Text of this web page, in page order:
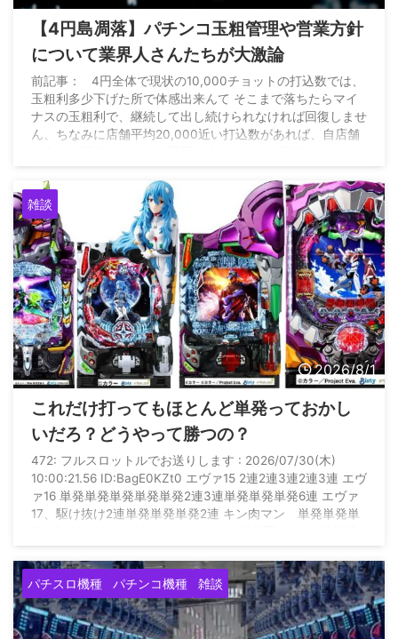
【4円島凋落】パチンコ玉粗管理や営業方針
について業界人さんたちが大激論
前記事： 4円全体で現状の10,000チョットの打込数では、
玉粗利多少下げた所で体感出来んて そこまで落ちたらマイ
ナスの玉粗利で、継続して出し続けられなければ回復しませ
ん、ちなみに店舗平均20,000近い打込数があれば、自店舗
の上のパチンコ店 (@P_market56) August 2, 2026
雑談
2026/8/1
これだけ打ってもほとんど単発っておかし
いだろ？どうやって勝つの？
472: フルスロットルでお送りします : 2026/07/30(木)
10:00:21.56 ID:BagE0KZt0 エヴァ15 2連2連3連2連3連 エヴ
ァ16 単発単発単発単発単発2連3連単発単発単発6連 エヴァ
17、駆け抜け2連単発単発単発2連 キン肉マン 単発単発単
抜け単発単発3連 暴凶 3連2連駆け抜け駆け抜け なのは
3連 何これ いつになったら勝てるの？ これだけ当たり引い
て万 ...
パチスロ機種 パチンコ機種 雑談